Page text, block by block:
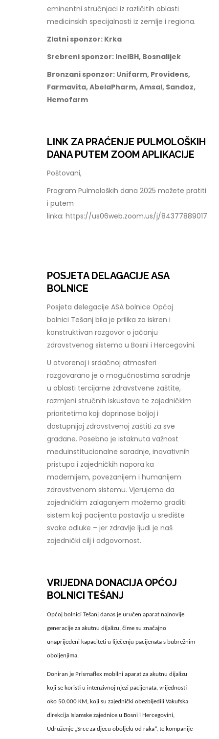
eminentni stručnjaci iz različitih oblasti
medicinskih specijalnosti iz zemlje i regiona.
Zlatni sponzor: Krka
Srebreni sponzor: InelBH, Bosnalijek
Bronzani sponzor: Unifarm, Providens,
Farmavita, AbelaPharm, Amsal, Sandoz,
Hemofarm
LINK ZA PRAĆENJE PULMOLOŠKIH
DANA PUTEM ZOOM APLIKACIJE
Poštovani,
Program Pulmoloških dana 2025 možete pratiti
i putem
linka: https://us06web.zoom.us/j/84377889017
POSJETA DELAGACIJE ASA
BOLNICE
Posjeta delegacije ASA bolnice Općoj
bolnici Tešanj bila je prilika za iskren i
konstruktivan razgovor o jačanju
zdravstvenog sistema u Bosni i Hercegovini.
U otvorenoj i srdačnoj atmosferi
razgovarano je o mogućnostima saradnje
u oblasti tercijarne zdravstvene zaštite,
razmjeni stručnih iskustava te zajedničkim
prioritetima koji doprinose boljoj i
dostupnijoj zdravstvenoj zaštiti za sve
građane. Posebno je istaknuta važnost
međuinstitucionalne saradnje, inovativnih
pristupa i zajedničkih napora ka
modernijem, povezanijem i humanijem
zdravstvenom sistemu. Vjerujemo da
zajedničkim zalaganjem možemo graditi
sistem koji pacijenta postavlja u središte
svake odluke – jer zdravlje ljudi je naš
zajednički cilj i odgovornost.
VRIJEDNA DONACIJA OPĆOJ
BOLNICI TEŠANJ
Općoj bolnici Tešanj danas je uručen aparat najnovije
generacije za akutnu dijalizu, čime su značajno
unaprijeđeni kapaciteti u liječenju pacijenata s bubrežnim
oboljenjima.
Doniran je Prismaflex mobilni aparat za akutnu dijalizu
koji se koristi u intenzivnoj njezi pacijenata, vrijednosti
oko 50.000 KM, koji su zajednički obezbijedili Vakufska
direkcija Islamske zajednice u Bosni i Hercegovini,
Udruženje „Srce za djecu oboljelu od raka“, te kompanije